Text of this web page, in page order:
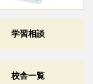
学習相談
校舎一覧